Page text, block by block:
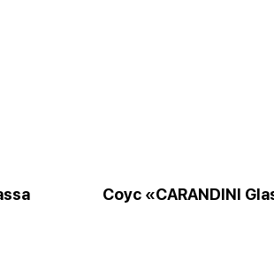
Cоус «CARANDINI